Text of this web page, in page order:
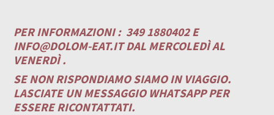
PER INFORMAZIONI : 349 1880402 E
INFO@DOLOM-EAT.ITDAL MERCOLEDÌ AL
VENERDÌ .
SE NON RISPONDIAMO SIAMO IN VIAGGIO.
LASCIATE UN MESSAGGIO WHATSAPP PER
ESSERE RICONTATTATI.